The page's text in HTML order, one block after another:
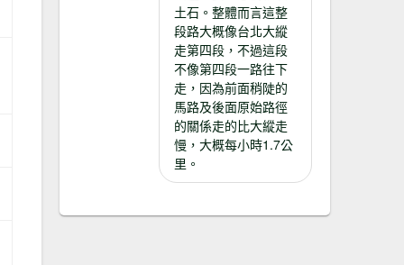
土石。整體而言這整
段路大概像台北大縱
走第四段，不過這段
不像第四段一路往下
走，因為前面稍陡的
馬路及後面原始路徑
的關係走的比大縱走
慢，大概每小時1.7公
里。